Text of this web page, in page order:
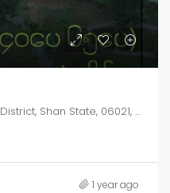
Kalaw, Kalaw Township, Kalaw District, Shan State, 06021, Myanmar
1 year ago